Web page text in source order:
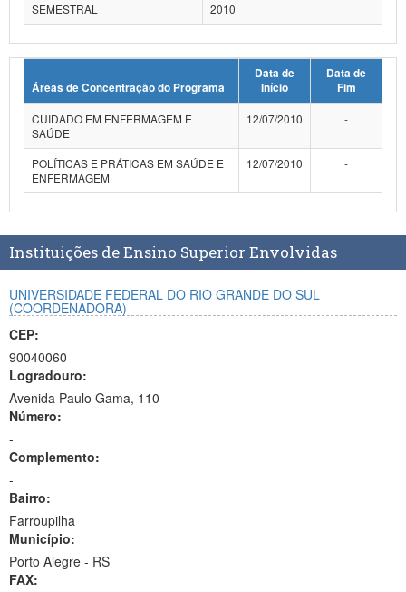
Planalto
SEMESTRAL
2010
Áreas de Concentração do Programa
Data de
Início
Data de
Fim
CUIDADO EM ENFERMAGEM E
SAÚDE
12/07/2010 -
POLÍTICAS E PRÁTICAS EM SAÚDE E
ENFERMAGEM
12/07/2010 -
Instituições de Ensino Superior Envolvidas
UNIVERSIDADE FEDERAL DO RIO GRANDE DO SUL
(COORDENADORA)
CEP:
90040060
Logradouro:
Avenida Paulo Gama, 110
Número:
-
Complemento:
-
Bairro:
Farroupilha
Município:
Porto Alegre - RS
FAX: